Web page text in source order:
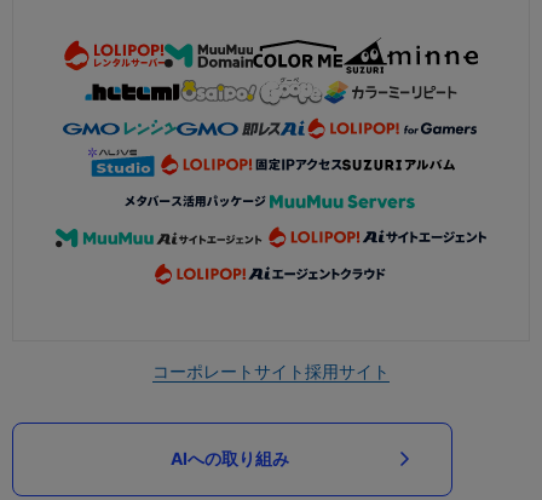
コーポレートサイト採用サイト
AIへの取り組み